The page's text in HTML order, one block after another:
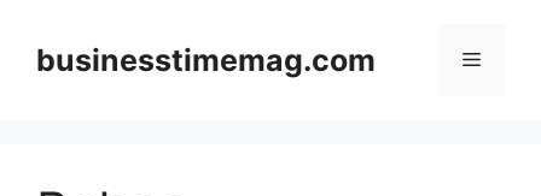
contentbusinesstimemag.com Menu